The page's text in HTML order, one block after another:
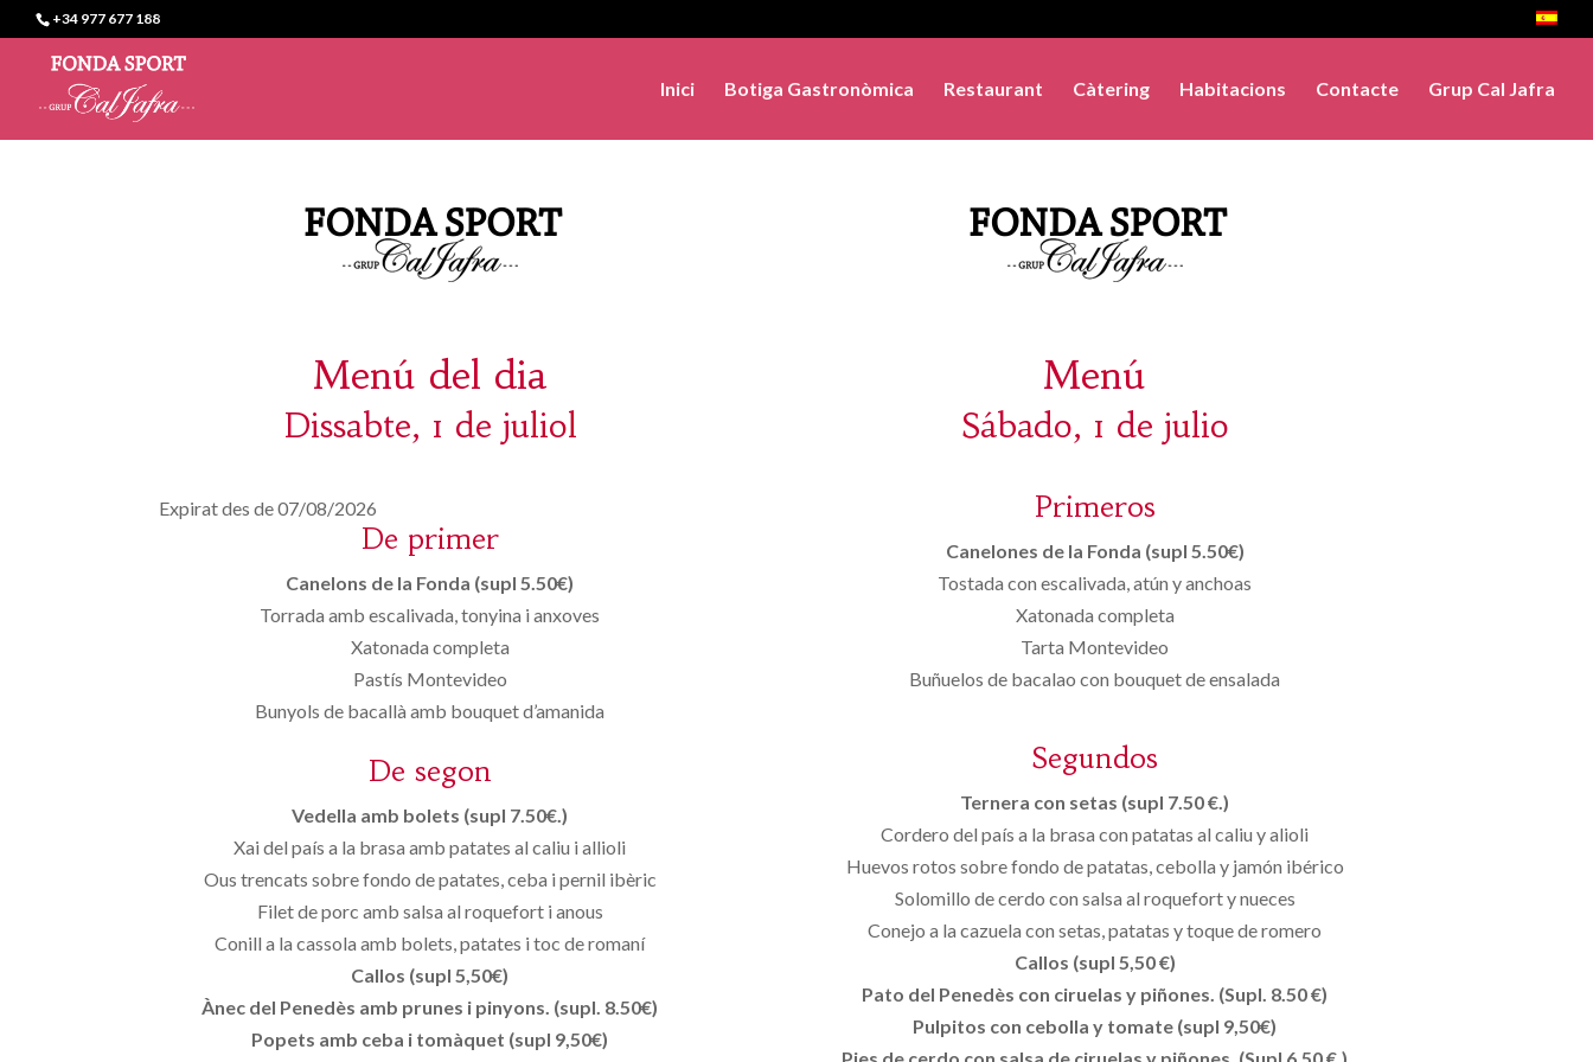
+34 977 677 188
Inici Botiga Gastronòmica Restaurant Càtering Habitacions Contacte Grup Cal Jafra
Menú del dia
Dissabte, 1 de juliol
Expirat des de 07/08/2026
De primer
Canelons de la Fonda (supl 5.50€)
Torrada amb escalivada, tonyina i anxoves
Xatonada completa
Pastís Montevideo
Bunyols de bacallà amb bouquet d’amanida
De segon
Vedella amb bolets (supl 7.50€.)
Xai del país a la brasa amb patates al caliu i allioli
Ous trencats sobre fondo de patates, ceba i pernil ibèric
Filet de porc amb salsa al roquefort i anous
Conill a la cassola amb bolets, patates i toc de romaní
Callos (supl 5,50€)
Ànec del Penedès amb prunes i pinyons. (supl. 8.50€)
Popets amb ceba i tomàquet (supl 9,50€)
Menú
Sábado, 1 de julio
Primeros
Canelones de la Fonda (supl 5.50€)
Tostada con escalivada, atún y anchoas
Xatonada completa
Tarta Montevideo
Buñuelos de bacalao con bouquet de ensalada
Segundos
Ternera con setas (supl 7.50 €.)
Cordero del país a la brasa con patatas al caliu y alioli
Huevos rotos sobre fondo de patatas, cebolla y jamón ibérico
Solomillo de cerdo con salsa al roquefort y nueces
Conejo a la cazuela con setas, patatas y toque de romero
Callos (supl 5,50 €)
Pato del Penedès con ciruelas y piñones. (Supl. 8.50 €)
Pulpitos con cebolla y tomate (supl 9,50€)